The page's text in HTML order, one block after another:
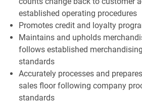
established operating procedures
Promotes credit and loyalty
Maintains and upholds
follows established
standards
Accurately processes and
sales floor following company
standards